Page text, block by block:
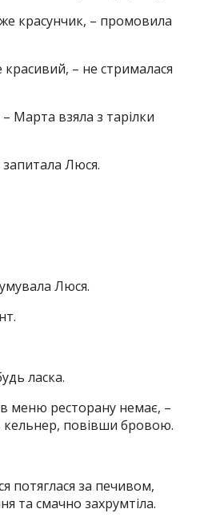
красунчик, – промовила
– не стрималася
Марта взяла з тарілки
Люся.
Люся.
ласка.
меню ресторану немає, –
кельнер, повівши бровою.
потяглася за печивом,
та смачно захрумтіла.